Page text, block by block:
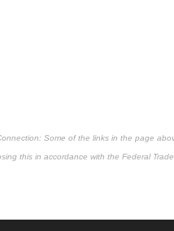
Some of the links in the page
this in accordance with the Federal